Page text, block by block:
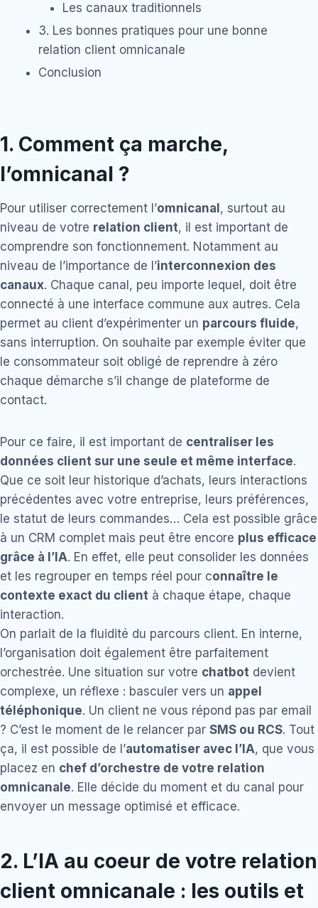
Les canaux traditionnels
3. Les bonnes pratiques pour une bonne
relation client omnicanale
Conclusion
1. Comment ça marche,
l’omnicanal ?
Pour utiliser correctement l’omnicanal , surtout au
niveau de votre relation client, il est important de
comprendre son fonctionnement. Notamment au
niveau de l’importance de l’interconnexion des
canaux. Chaque canal, peu importe lequel, doit être
connecté à une interface commune aux autres. Cela
permet au client d’expérimenter un parcours fluide,
sans interruption. On souhaite par exemple éviter que
le consommateur soit obligé de reprendre à zéro
chaque démarche s’il change de plateforme de
contact.
Pour ce faire, il est important de centraliser les
données client sur une seule et même interface.
Que ce soit leur historique d’achats, leurs interactions
précédentes avec votre entreprise, leurs préférences,
le statut de leurs commandes… Cela est possible grâce
à un CRM complet mais peut être encore plus efficace
grâce à l’IA. En effet, elle peut consolider les données
et les regrouper en temps réel pour connaître le
contexte exact du client à chaque étape, chaque
interaction.
On parlait de la fluidité du parcours client. En interne,
l’organisation doit également être parfaitement
orchestrée. Une situation sur votre chatbot devient
complexe, un réflexe : basculer vers un appel
téléphonique. Un client ne vous répond pas par email
? C’est le moment de le relancer par SMS ou RCS. Tout
ça, il est possible de l’automatiser avec l’IA, que vous
placez en chef d’orchestre de votre relation
omnicanale. Elle décide du moment et du canal pour
envoyer un message optimisé et efficace.
2. L’IA au coeur de votre relation
client omnicanale : les outils et